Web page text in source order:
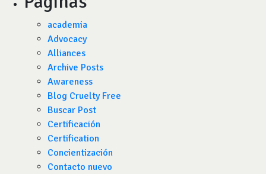
academia
Advocacy
Alliances
Archive Posts
Awareness
Blog Cruelty Free
Buscar Post
Certificación
Certification
Concientización
Contacto nuevo